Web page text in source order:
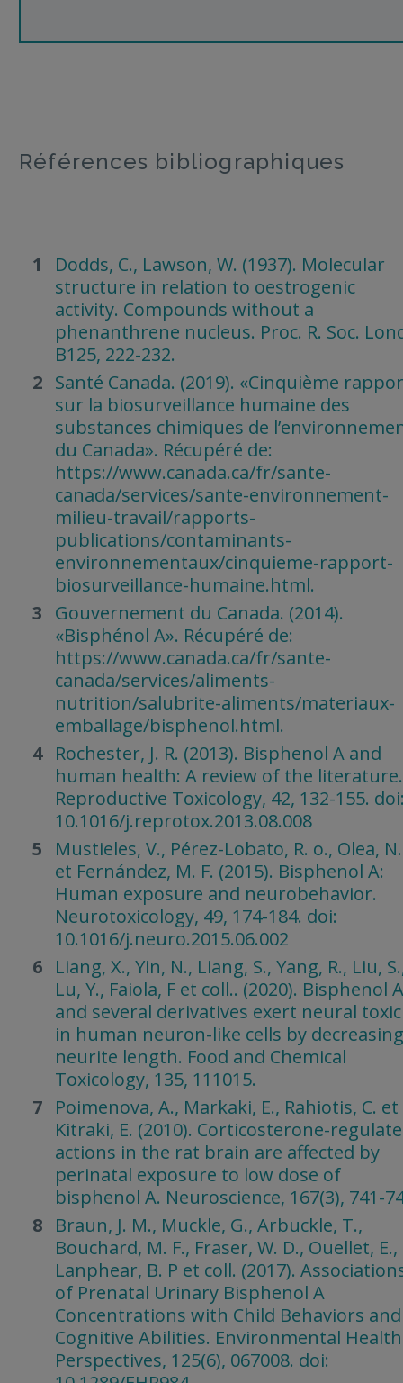
Références bibliographiques
Dodds, C., Lawson, W. (1937). Molecular
structure in relation to oestrogenic
activity. Compounds without a
phenanthrene nucleus. Proc. R. Soc.
B125, 222-232.
Santé Canada. (2019). «Cinquième
sur la biosurveillance humaine des
substances chimiques de
du Canada». Récupéré de:
https://www.canada.ca/fr/sante-
canada/services/sante-environnement-
milieu-travail/rapports-
publications/contaminants-
environnementaux/cinquieme-rapport-
biosurveillance-humaine.html.
Gouvernement du Canada. (2014).
«Bisphénol A». Récupéré de:
https://www.canada.ca/fr/sante-
canada/services/aliments-
nutrition/salubrite-aliments/materiaux-
emballage/bisphenol.html.
Rochester, J. R. (2013). Bisphenol A and
human health: A review of the literature.
Reproductive Toxicology, 42, 132-155.
10.1016/j.reprotox.2013.08.008
Mustieles, V., Pérez-Lobato, R. o., Olea,
et Fernández, M. F. (2015). Bisphenol A:
Human exposure and neurobehavior.
Neurotoxicology, 49, 174-184. doi:
10.1016/j.neuro.2015.06.002
Liang, X., Yin, N., Liang, S., Yang, R., Liu,
Lu, Y., Faiola, F et coll.. (2020). Bisphenol A
and several derivatives exert neural
in human neuron-like cells by decreasing
neurite length. Food and Chemical
Toxicology, 135, 111015.
Poimenova, A., Markaki, E., Rahiotis, C. et
Kitraki, E. (2010). Corticosterone-
actions in the rat brain are affected by
perinatal exposure to low dose of
bisphenol A. Neuroscience, 167(3), 741-
Braun, J. M., Muckle, G., Arbuckle, T.,
Bouchard, M. F., Fraser, W. D., Ouellet, E.,
Lanphear, B. P et coll. (2017).
of Prenatal Urinary Bisphenol A
Concentrations with Child Behaviors and
Cognitive Abilities. Environmental Health
Perspectives, 125(6), 067008. doi: